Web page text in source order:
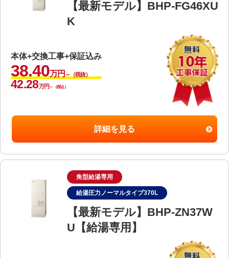
【最新モデル】BHP-FG46XU
K
本体+交換工事+保証込み
38.40万円 ～（税抜）
42.28万円 ～（税込）
詳細を見る
角型給湯専用
給湯圧力ノーマルタイプ370L
【最新モデル】BHP-ZN37W
U【給湯専用】